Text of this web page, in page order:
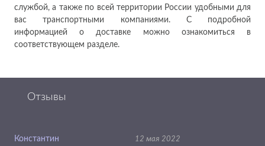
службой, а также по всей территории России удобными для
вас транспортными компаниями. С подробной
информацией о доставке можно ознакомиться в
соответствующем разделе.
Отзывы
Константин 12 мая 2022